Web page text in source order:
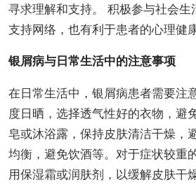
寻求理解和支持。 积极参与社会生
支持网络，也有利于患者的心理健康
银屑病与日常生活中的注意事项
在日常生活中，银屑病患者需要注
度日晒，选择透气性好的衣物，避
皂或沐浴露，保持皮肤清洁干燥，
均衡，避免饮酒等。对于症状较重
用保湿霜或润肤剂，以缓解皮肤干